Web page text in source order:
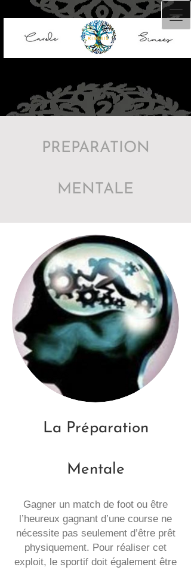
PREPARATION
MENTALE
La Préparation
Mentale
Gagner un match de foot ou être
l’heureux gagnant d’une course ne
nécessite pas seulement d’être prêt
physiquement. Pour réaliser cet
exploit, le sportif doit également être